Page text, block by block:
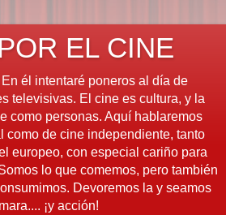
EL CINE
él intentaré poneros al día de
televisivas. El cine es cultura, y la
como personas. Aquí hablaremos
como de cine independiente, tanto
europeo, con especial cariño para
lo que comemos, pero también
Devoremos la y seamos
¡y acción!